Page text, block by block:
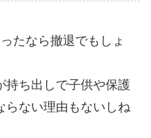
たなら撤退でもしょ
持ち出しで子供や保護
らない理由もないしね